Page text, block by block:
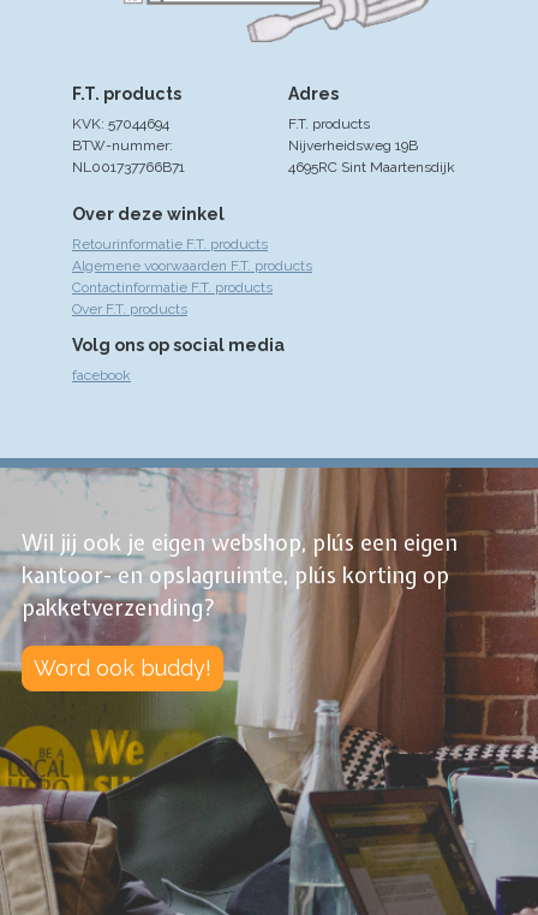
Over deze winkel
Retourinformatie F.T. products
Algemene voorwaarden F.T. products
Contactinformatie F.T. products
Over F.T. products
Volg ons op social media
facebook
Adres
F.T. products
Nijverheidsweg 19B
4695RC Sint Maartensdijk
F.T. products
KVK: 57044694
BTW-nummer:
NL001737766B71
Wil jij ook je eigen webshop, plús een eigen
kantoor- en opslagruimte, plús korting op
pakketverzending?
Word ook buddy!